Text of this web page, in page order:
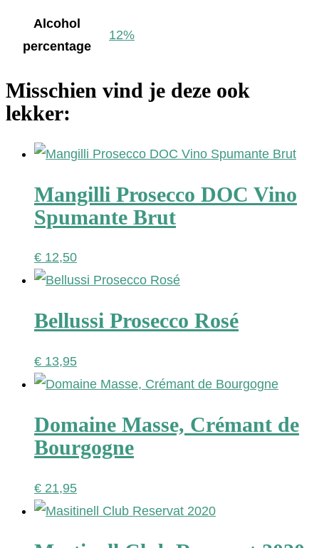
Alcohol
percentage
12%
Misschien vind je deze ook
lekker:
Mangilli Prosecco DOC Vino
Spumante Brut
€ 12,50
Bellussi Prosecco Rosé
€ 13,95
Domaine Masse, Crémant de
Bourgogne
€ 21,95